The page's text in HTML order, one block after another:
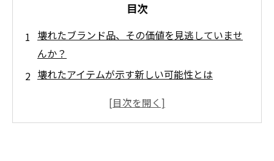
目次
壊れたブランド品、その価値を見逃していませ
んか？
壊れたアイテムが示す新しい可能性とは
修理職人の手で蘇るブランド品の魅力